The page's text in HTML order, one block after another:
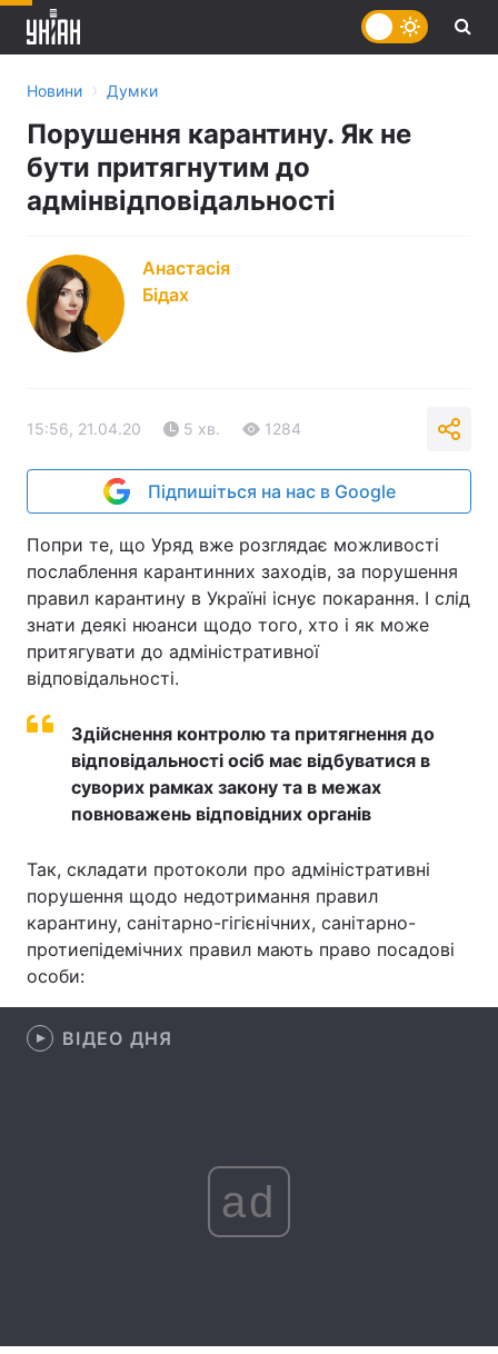
Світ
Наука
Новини › Думки
Порушення карантину. Як не
бути притягнутим до
адмінвідповідальності
Анастасія
Бідах
15:56, 21.04.20 5 хв. 1284
Підпишіться на нас в Google
Попри те, що Уряд вже розглядає можливості
послаблення карантинних заходів, за порушення
правил карантину в Україні існує покарання. І слід
знати деякі нюанси щодо того, хто і як може
притягувати до адміністративної
відповідальності.
Здійснення контролю та притягнення до
відповідальності осіб має відбуватися в
суворих рамках закону та в межах
повноважень відповідних органів
Так, складати протоколи про адміністративні
порушення щодо недотримання правил
карантину, санітарно-гігієнічних, санітарно-
протиепідемічних правил мають право посадові
особи:
ВІДЕО ДНЯ
ad